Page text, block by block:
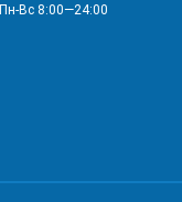
Пн-Вс 8:00—24:00